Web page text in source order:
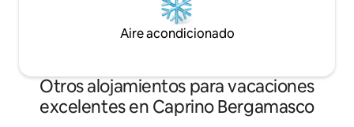
Aire acondicionado
Otros alojamientos para vacaciones
excelentes en Caprino Bergamasco